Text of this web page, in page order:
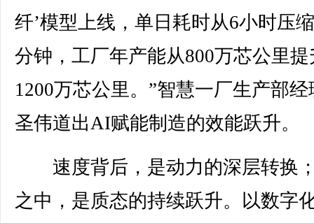
纤’模型上线，单日耗时从6小时压
分钟，工厂年产能从800万芯公里提
1200万芯公里。”智慧一厂生产部经
圣伟道出AI赋能制造的效能跃升。
速度背后，是动力的深层转换
之中，是质态的持续跃升。以数字